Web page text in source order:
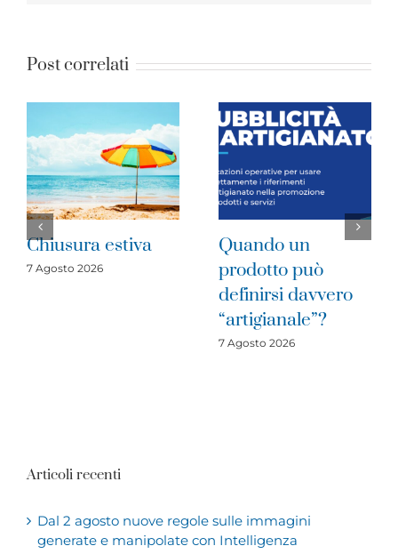
Post correlati
Quando un
prodotto può
Imprese del
cratere sismico
2016: è il
di investire
31 Luglio 2026
Articoli recenti
Dal 2 agosto nuove regole sulle immagini
generate e manipolate con Intelligenza